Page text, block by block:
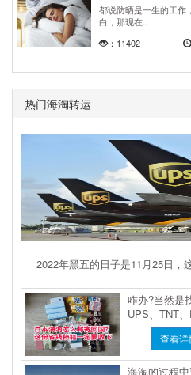
都说防晒是一生的工作
白，那现在..
：11402
热门海淘转运
2022年黑五的日子是11月25日，
咋办?当然是
UPS、TNT
查看详
海淘的过程